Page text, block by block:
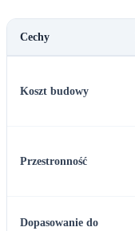
Cechy
Koszt budowy
Przestronność
Dopasowanie do